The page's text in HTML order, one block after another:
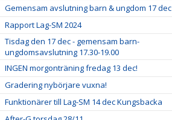
Gemensam avslutning barn & ungdom 17 dec
Rapport Lag-SM 2024
Tisdag den 17 dec - gemensam barn-
ungdomsavslutning 17.30-19.00
INGEN morgonträning fredag 13 dec!
Gradering nybörjare vuxna!
Funktionärer till Lag-SM 14 dec Kungsbacka